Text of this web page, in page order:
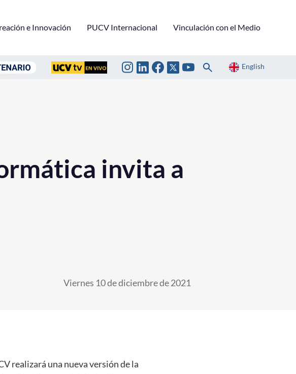
e Innovación PUCV Internacional Vinculación con el Medio
English
invita a
Viernes 10 de diciembre de 2021
realizará una nueva versión de la